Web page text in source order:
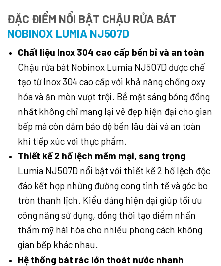
ĐẶC ĐIỂM NỔI BẬT CHẬU RỬA BÁT
NOBINOX LUMIA NJ507D
Chất liệu Inox 304 cao cấp bền bỉ và an toàn
Chậu rửa bát Nobinox Lumia NJ507D được chế
tạo từ Inox 304 cao cấp với khả năng chống oxy
hóa và ăn mòn vượt trội. Bề mặt sáng bóng đồng
nhất không chỉ mang lại vẻ đẹp hiện đại cho gian
bếp mà còn đảm bảo độ bền lâu dài và an toàn
khi tiếp xúc với thực phẩm.
Thiết kế 2 hố lệch mềm mại, sang trọng
Lumia NJ507D nổi bật với thiết kế 2 hố lệch độc
đáo kết hợp những đường cong tinh tế và góc bo
tròn thanh lịch. Kiểu dáng hiện đại giúp tối ưu
công năng sử dụng, đồng thời tạo điểm nhấn
thẩm mỹ hài hòa cho nhiều phong cách không
gian bếp khác nhau.
Hệ thống bát rác lớn thoát nước nhanh